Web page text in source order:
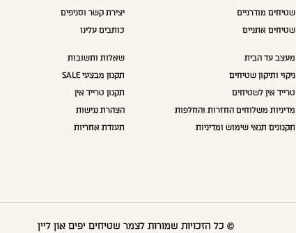
שטיחים מודרניים
שטיחים אתניים
יצירת קשר וסניפים
כותבים עלינו
מעצב עד הבית
ניקוי ותיקון שטיחים
טרייד אין לשטיחים
מדיניות משלוחים החזרות והחלפות
תקנונים תנאי שימוש ומדיניות
שאלות ותשובות
תקנון מבצעי SALE
תקנון טרייד אין
הצהרת נגישות
תעודת אחריות
© כל הזכויות שמורות לצמר שטיחים יפים און ליין